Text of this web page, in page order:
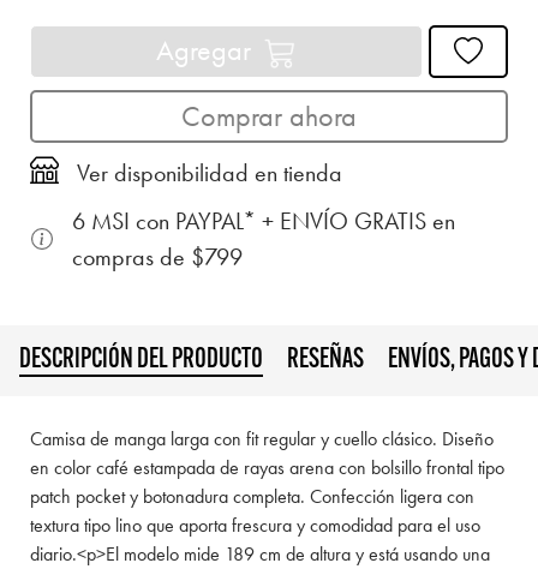
Agregar
Comprar ahora
Ver disponibilidad en tienda
6 MSI con PAYPAL* + ENVÍO GRATIS en
compras de $799
DESCRIPCIÓN DEL PRODUCTO RESEÑAS ENVÍOS, PAGOS Y
Camisa de manga larga con fit regular y cuello clásico. Diseño
en color café estampada de rayas arena con bolsillo frontal tipo
patch pocket y botonadura completa. Confección ligera con
textura tipo lino que aporta frescura y comodidad para el uso
diario.<p>El modelo mide 189 cm de altura y está usando una